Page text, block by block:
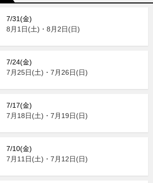
7/31(金)
8月1日(土)・8月2日(日)
7/24(金)
7月25日(土)・7月26日(日)
7/17(金)
7月18日(土)・7月19日(日)
7/10(金)
7月11日(土)・7月12日(日)